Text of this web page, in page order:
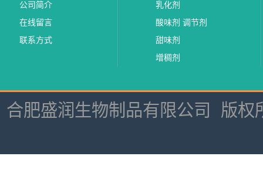
公司简介
在线留言
联系方式
乳化剂
酸味剂 调节剂
甜味剂
增稠剂
合肥盛润生物制品有限公司 版权